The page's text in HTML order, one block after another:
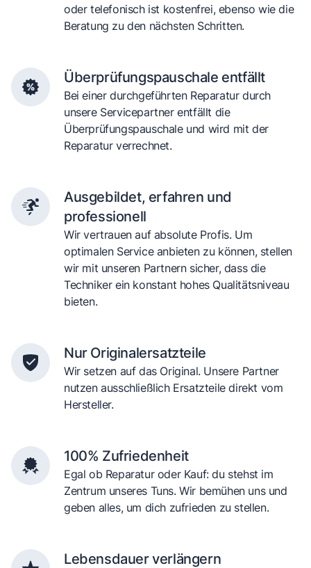
oder telefonisch ist kostenfrei, ebenso wie die
Beratung zu den nächsten Schritten.
Überprüfungspauschale entfällt
Bei einer durchgeführten Reparatur durch
unsere Servicepartner entfällt die
Überprüfungspauschale und wird mit der
Reparatur verrechnet.
Ausgebildet, erfahren und
professionell
Wir vertrauen auf absolute Profis. Um
optimalen Service anbieten zu können, stellen
wir mit unseren Partnern sicher, dass die
Techniker ein konstant hohes Qualitätsniveau
bieten.
Nur Originalersatzteile
Wir setzen auf das Original. Unsere Partner
nutzen ausschließlich Ersatzteile direkt vom
Hersteller.
100% Zufriedenheit
Egal ob Reparatur oder Kauf: du stehst im
Zentrum unseres Tuns. Wir bemühen uns und
geben alles, um dich zufrieden zu stellen.
Lebensdauer verlängern